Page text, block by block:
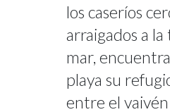
los caseríos
arraigados a la
mar,
playa su
entre el vaivén